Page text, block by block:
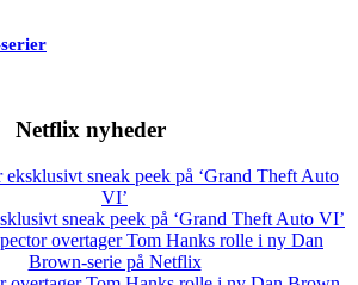
Netflix nyheder
sneak peek på ‘Grand Theft Auto VI’